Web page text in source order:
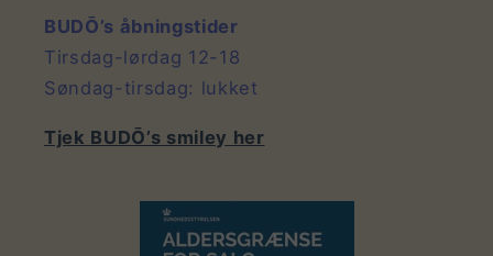
BUDŌ’s åbningstider
Tirsdag-lørdag 12-18
Søndag-tirsdag: lukket
Tjek BUDŌ’s smiley her